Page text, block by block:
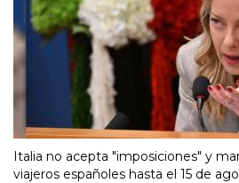
Italia no acepta "imposiciones" y
viajeros españoles hasta el 15 de